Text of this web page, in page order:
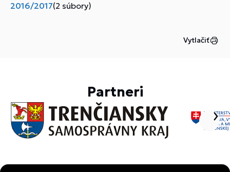
2016/2017(2 súbory)
Vytlačiť
Partneri